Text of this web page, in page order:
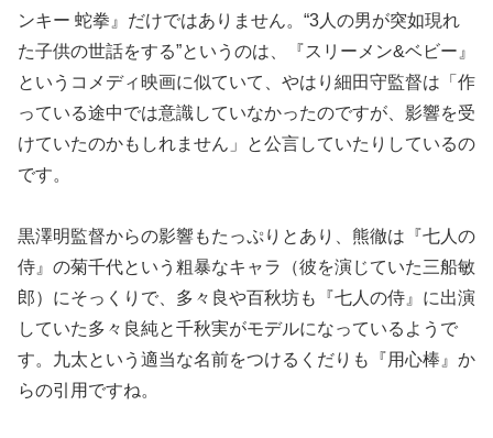
ンキー 蛇拳』だけではありません。“3人の男が突如現れ
た子供の世話をする”というのは、『スリーメン&ベビー』
というコメディ映画に似ていて、やはり細田守監督は「作
っている途中では意識していなかったのですが、影響を受
けていたのかもしれません」と公言していたりしているの
です。
黒澤明監督からの影響もたっぷりとあり、熊徹は『七人の
侍』の菊千代という粗暴なキャラ（彼を演じていた三船敏
郎）にそっくりで、多々良や百秋坊も『七人の侍』に出演
していた多々良純と千秋実がモデルになっているようで
す。九太という適当な名前をつけるくだりも『用心棒』か
らの引用ですね。